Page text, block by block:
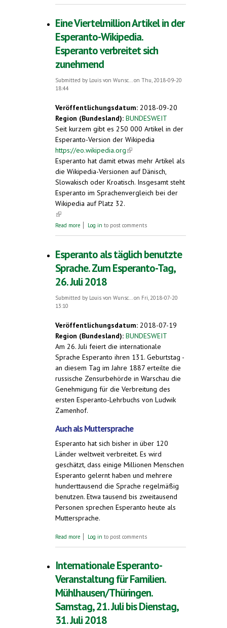
Eine Viertelmillion Artikel in der
Esperanto-Wikipedia.
Esperanto verbreitet sich
zunehmend
Submitted by Louis von Wunsc...on Thu, 2018-09-20
18:44
Veröffentlichungsdatum: 2018-09-20
Region (Bundesland): BUNDESWEIT
Seit kurzem gibt es 250 000 Artikel in der
Esperanto-Version der Wikipedia
https://eo.wikipedia.org(link is external)
Esperanto hat damit etwas mehr Artikel als
die Wikipedia-Versionen auf Dänisch,
Slowakisch oder Kroatisch. Insgesamt steht
Esperanto im Sprachenvergleich bei der
Wikipedia auf Platz 32.
(link is external)
Read more about Eine Viertelmillion Artikel in der
Log in to post comments
Esperanto als täglich benutzte
Sprache. Zum Esperanto-Tag,
26. Juli 2018
Submitted by Louis von Wunsc...
on Fri, 2018-07-20
13:10
Veröffentlichungsdatum: 2018-07-19
Region (Bundesland): BUNDESWEIT
Am 26. Juli feiert die internationale
Sprache Esperanto ihren 131. Geburtstag -
an diesem Tag im Jahre 1887 erteilte die
russische Zensurbehörde in Warschau die
Genehmigung für die Verbreitung des
ersten Esperanto-Lehrbuchs von Ludwik
Zamenhof.
Auch als Muttersprache
Esperanto hat sich bisher in über 120
Länder weltweit verbreitet. Es wird
geschätzt, dass einige Millionen Menschen
Esperanto gelernt haben und mehrere
hunderttausend die Sprache regelmäßig
benutzen. Etwa tausend bis zweitausend
Personen sprechen Esperanto heute als
Muttersprache.
Read more about Esperanto als täglich benutzte
Log in to post comments
Internationale Esperanto-
Veranstaltung für Familien.
Mühlhausen/Thüringen.
Samstag, 21. Juli bis Dienstag,
31. Juli 2018